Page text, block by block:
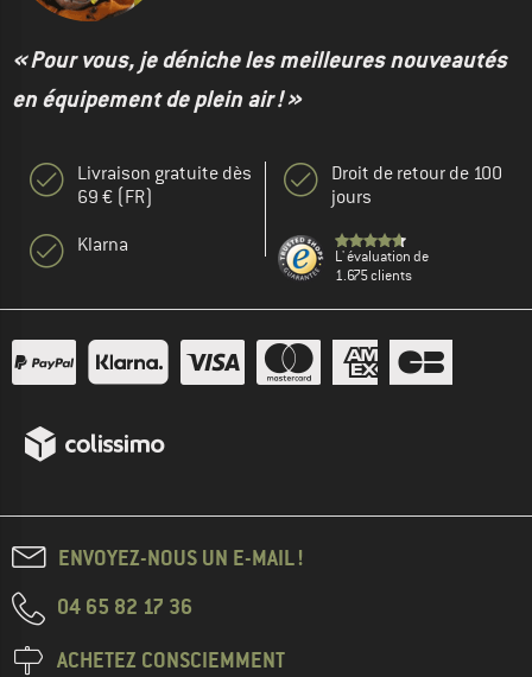
« Pour vous, je déniche les meilleures nouveautés
en équipement de plein air ! »
Livraison gratuite dès
69 € (FR)
Klarna
Droit de retour de 100
jours
L' évaluation de
1.675 clients
ENVOYEZ-NOUS UN E-MAIL !
04 65 82 17 36
ACHETEZ CONSCIEMMENT